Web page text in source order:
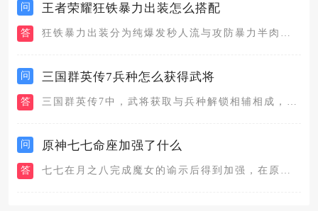
问 王者荣耀狂铁暴力出装怎么搭配
答
问 三国群英传7兵种怎么获得武将
答
问 原神七七命座加强了什么
答